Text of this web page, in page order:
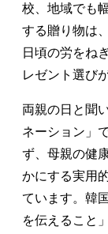
校、地域でも
する贈り物は
日頃の労をね
レゼント選び
両親の日と聞
ネーション」
ず、母親の健
かにする実用
ています。韓
を伝えること